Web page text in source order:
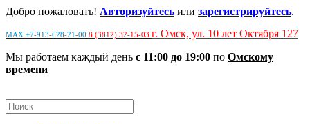
Добро пожаловать! Авторизуйтесь или зарегистрируйтесь.
MAX +7-913-628-21-00 8 (3812) 32-15-03 г. Омск, ул. 10 лет Октября 127
Мы работаем каждый день с 11:00 до 19:00 по Омскому
времени